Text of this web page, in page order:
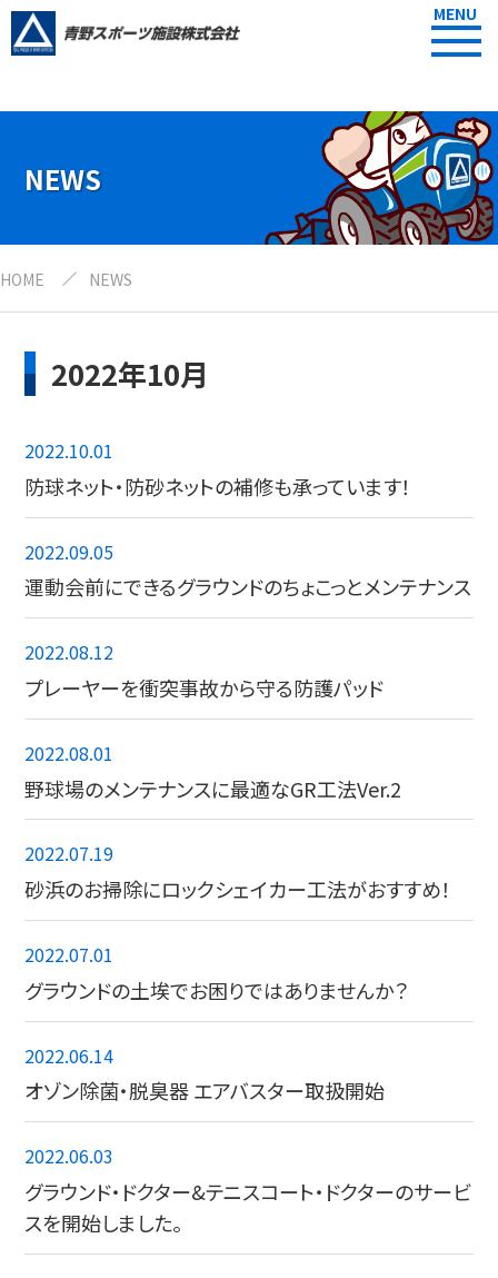
MENU
NEWS
HOME NEWS
2022年10月
2022.10.01
防球ネット・防砂ネットの補修も承っています！
2022.09.05
運動会前にできるグラウンドのちょこっとメンテナンス
2022.08.12
プレーヤーを衝突事故から守る防護パッド
2022.08.01
野球場のメンテナンスに最適なGR工法Ver.2
2022.07.19
砂浜のお掃除にロックシェイカー工法がおすすめ！
2022.07.01
グラウンドの土埃でお困りではありませんか？
2022.06.14
オゾン除菌・脱臭器 エアバスター取扱開始
2022.06.03
グラウンド・ドクター&テニスコート・ドクターのサービ
スを開始しました。